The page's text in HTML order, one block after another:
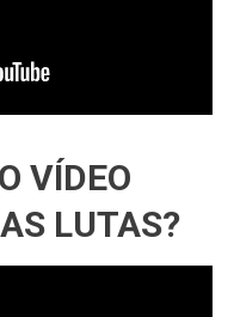
VÍDEO
LUTAS?